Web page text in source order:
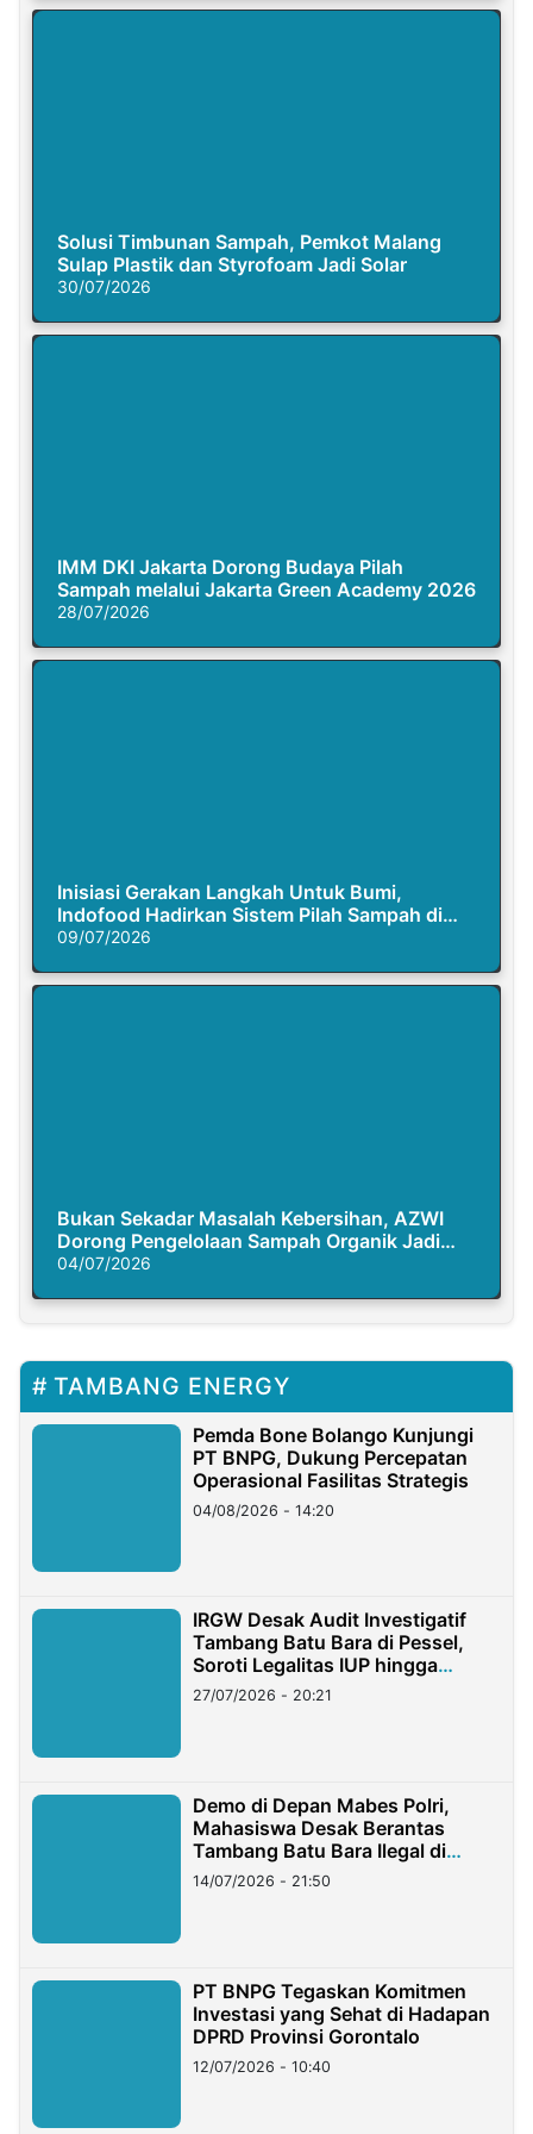
Solusi Timbunan Sampah, Pemkot Malang
Sulap Plastik dan Styrofoam Jadi Solar
30/07/2026
IMM DKI Jakarta Dorong Budaya Pilah
Sampah melalui Jakarta Green Academy 2026
28/07/2026
Inisiasi Gerakan Langkah Untuk Bumi,
Indofood Hadirkan Sistem Pilah Sampah di
Semasa Piknik
09/07/2026
Bukan Sekadar Masalah Kebersihan, AZWI
Dorong Pengelolaan Sampah Organik Jadi
Solusi Krisis Iklim
04/07/2026
TAMBANG ENERGY
Pemda Bone Bolango Kunjungi
PT BNPG, Dukung Percepatan
Operasional Fasilitas Strategis
04/08/2026 - 14:20
IRGW Desak Audit Investigatif
Tambang Batu Bara di Pessel,
Soroti Legalitas IUP hingga
Stockpile
27/07/2026 - 20:21
Demo di Depan Mabes Polri,
Mahasiswa Desak Berantas
Tambang Batu Bara Ilegal di
Lampung
14/07/2026 - 21:50
PT BNPG Tegaskan Komitmen
Investasi yang Sehat di Hadapan
DPRD Provinsi Gorontalo
12/07/2026 - 10:40